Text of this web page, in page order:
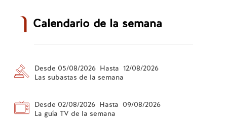
Calendario de la semana
Desde 05/08/2026 Hasta 12/08/2026
Las subastas de la semana
Desde 02/08/2026 Hasta 09/08/2026
La guía TV de la semana